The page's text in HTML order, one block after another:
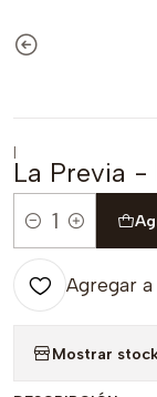
|
La Previa -
Cantidad
Agregar
Mostrar